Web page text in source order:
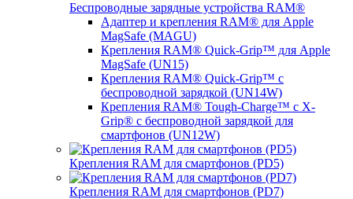
Беспроводные зарядные устройства RAM®
Адаптер и крепления RAM® для Apple
MagSafe (MAGU)
Крепления RAM® Quick-Grip™ для Apple
MagSafe (UN15)
Крепления RAM® Quick-Grip™ с
беспроводной зарядкой (UN14W)
Крепления RAM® Tough-Charge™ с X-
Grip® с беспроводной зарядкой для
смартфонов (UN12W)
Крепления RAM для смартфонов (PD5)
Крепления RAM для смартфонов (PD7)